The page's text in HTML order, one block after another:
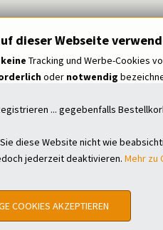
dieser Webseite
keine Tracking und Werbe-Cookies
oder notwendig
... gegebenfalls
diese Website nicht wie
jederzeit deaktivieren. Mehr zu
COOKIES AKZEPTIEREN